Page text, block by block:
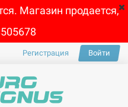
Магазин продается,
Регистрация Войти